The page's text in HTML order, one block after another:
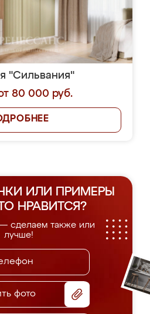
"Сильвания"
80 000 руб.
ИЛИ ПРИМЕРЫ
НРАВИТСЯ?
сделаем также или
лучше!
фото